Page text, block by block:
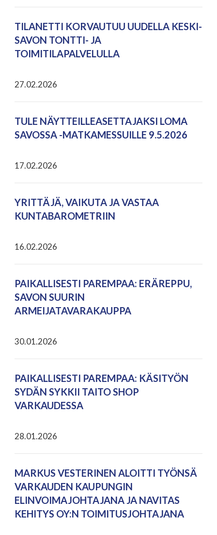
TILANETTI KORVAUTUU UUDELLA KESKI-
SAVON TONTTI- JA
TOIMITILAPALVELULLA
27.02.2026
TULE NÄYTTEILLEASETTAJAKSI LOMA
SAVOSSA -MATKAMESSUILLE 9.5.2026
17.02.2026
YRITTÄJÄ, VAIKUTA JA VASTAA
KUNTABAROMETRIIN
16.02.2026
PAIKALLISESTI PAREMPAA: ERÄREPPU,
SAVON SUURIN
ARMEIJATAVARAKAUPPA
30.01.2026
PAIKALLISESTI PAREMPAA: KÄSITYÖN
SYDÄN SYKKII TAITO SHOP
VARKAUDESSA
28.01.2026
MARKUS VESTERINEN ALOITTI TYÖNSÄ
VARKAUDEN KAUPUNGIN
ELINVOIMAJOHTAJANA JA NAVITAS
KEHITYS OY:N TOIMITUSJOHTAJANA